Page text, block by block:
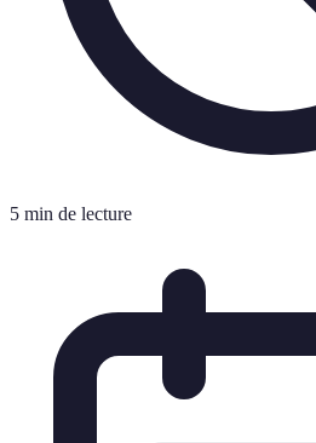
5 min de lecture